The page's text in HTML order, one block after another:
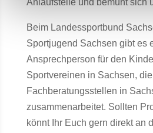
Anlaufstelle und bemüht sich
Beim Landessportbund
Sportjugend Sachsen gibt es
Ansprechperson für den
Sportvereinen in Sachsen,
Fachberatungsstellen in
zusammenarbeitet. Sollten
könnt Ihr Euch gern direkt an